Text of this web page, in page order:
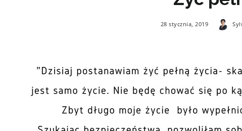
28 stycznia, 2019